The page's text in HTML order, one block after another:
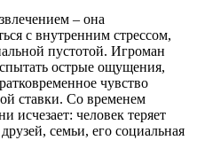
– она
с внутренним стрессом,
пустотой. Игроман
острые ощущения,
чувство
ставки. Со временем
исчезает: человек теряет
семьи, его социальная